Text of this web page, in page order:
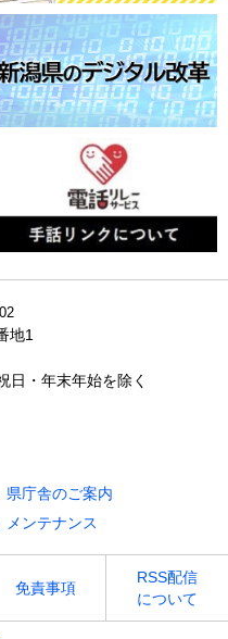
地1
日・年末年始を除く
県庁舎のご案内
メンテナンス
免責事項
RSS配信
について